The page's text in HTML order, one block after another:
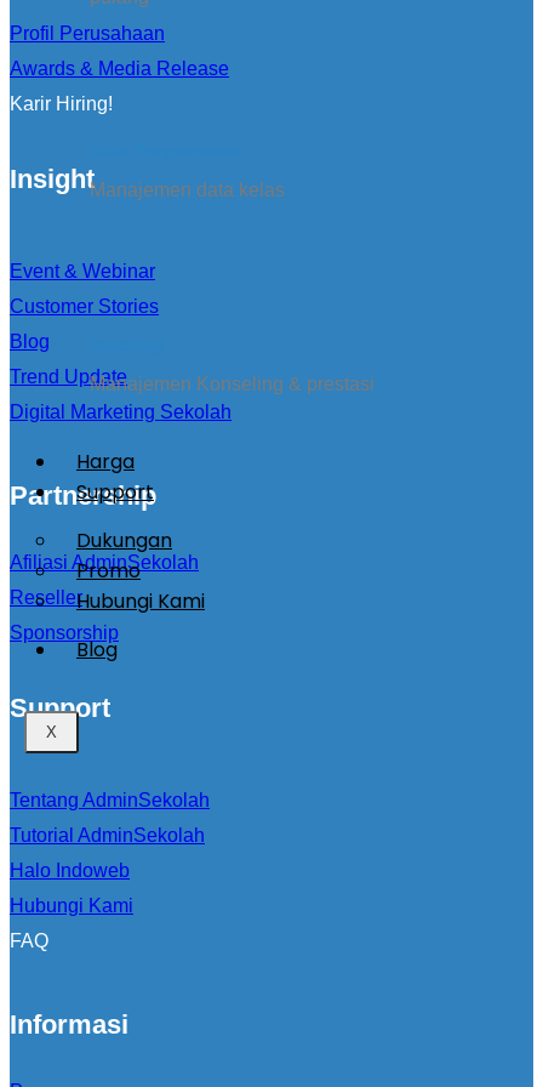
Manajemen data kelas
Manajemen Konseling & prestasi
Harga
Support
Dukungan
Promo
Hubungi Kami
Blog
X
Profil Perusahaan
Awards & Media Release
Karir Hiring!
Insight
Event & Webinar
Customer Stories
Blog
Trend Update
Digital Marketing Sekolah
Partnership
Afiliasi AdminSekolah
Reseller
Sponsorship
Support
Tentang AdminSekolah
Tutorial AdminSekolah
Halo Indoweb
Hubungi Kami
FAQ
Informasi